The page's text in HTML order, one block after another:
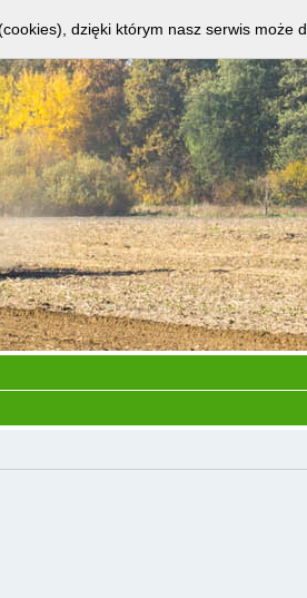
dzięki którym nasz serwis może